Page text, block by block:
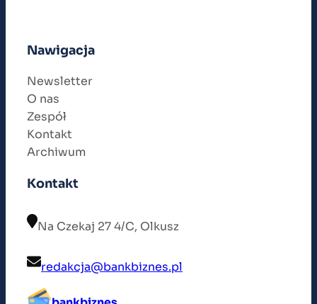
Nawigacja
Newsletter
O nas
Zespół
Kontakt
Archiwum
Kontakt
Na Czekaj 27 4/C, Olkusz
redakcja@bankbiznes.pl